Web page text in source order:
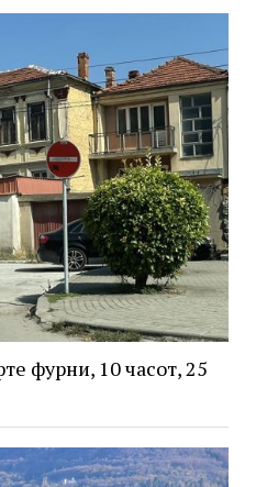
фурни, 10 часот, 25